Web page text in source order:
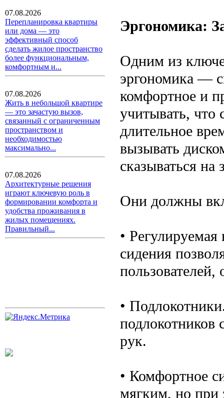
07.08.2026
Перепланировка квартиры
или дома — это
эффективный способ
сделать жилое пространство
более функциональным,
комфортным и...
07.08.2026
Жить в небольшой квартире
— это зачастую вызов,
связанный с ограниченным
пространством и
необходимостью
максимально...
07.08.2026
Архитектурные решения
играют ключевую роль в
формировании комфорта и
удобства проживания в
жилых помещениях.
Правильный...
Эргономика:
Одним из
эргономика —
комфортное и
учитывать, что
длительное
вызывать
сказываться на
Они должны
•
сидения
•
подлокотников
рук.
• Комфортное
мягким, но при